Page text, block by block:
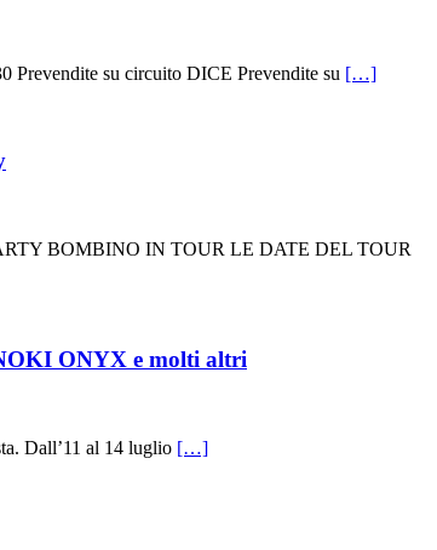
su circuito DICE Prevendite su […]
BOMBINO IN TOUR LE DATE DEL TOUR
ONYX e molti altri
Dall’11 al 14 luglio […]